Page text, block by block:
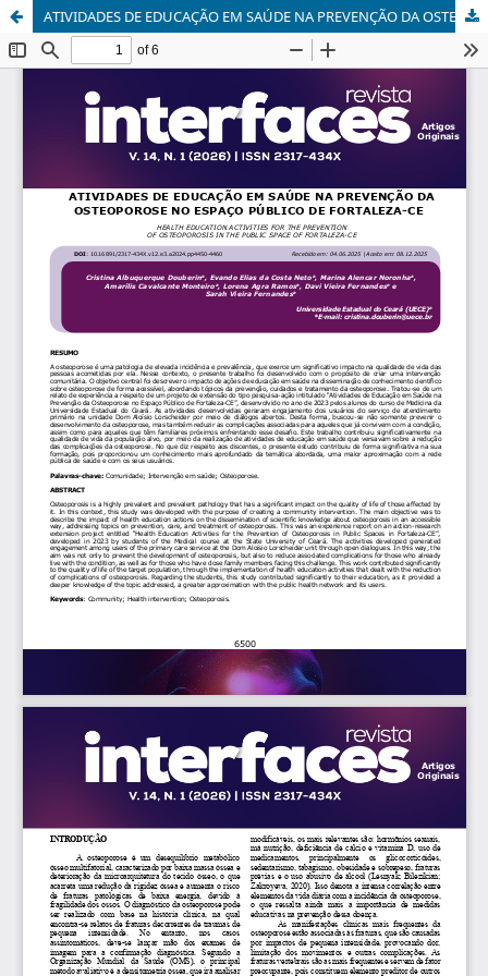
ATIVIDADES DE EDUCAÇÃO EM SAÚDE NA PREVENÇÃO DA OSTEOPOROSE NO ESPAÇO PÚBLICO DE FORTALEZA-CE